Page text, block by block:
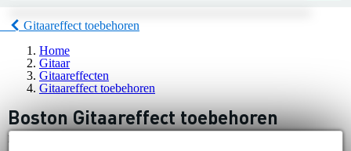
Gitaareffect toebehoren
Home
Gitaar
Gitaareffecten
Gitaareffect toebehoren
Boston Gitaareffect toebehoren
Er is